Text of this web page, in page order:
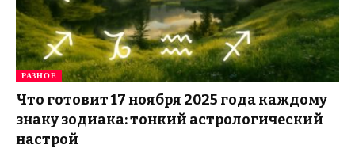
РАЗНОЕ
Что готовит 17 ноября 2025 года каждому
знаку зодиака: тонкий астрологический
настрой